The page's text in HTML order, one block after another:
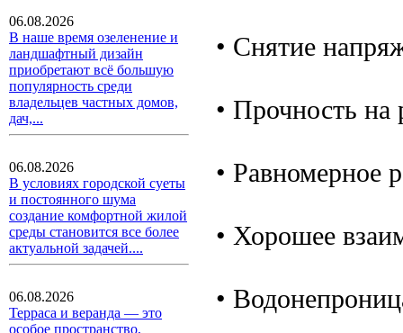
06.08.2026
В наше время озеленение и
ландшафтный дизайн
приобретают всё большую
популярность среди
владельцев частных домов,
дач,...
06.08.2026
В условиях городской суеты
и постоянного шума
создание комфортной жилой
среды становится все более
актуальной задачей....
06.08.2026
Терраса и веранда — это
особое пространство,
• Снятие
• Прочность на
• Равномерное
• Хорошее
•